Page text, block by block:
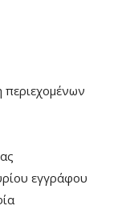
περιεχοµένων
εγγράφου